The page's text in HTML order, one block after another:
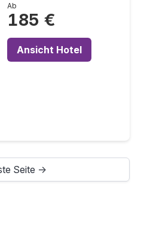
Ab
185 €
Ansicht Hotel
Seite →